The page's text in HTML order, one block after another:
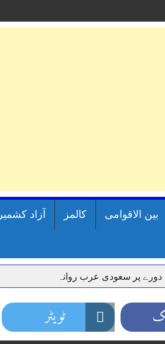
بین الاقوامی کالمز آزاد کشمیر
پر سعودی عرب روانہ
کا شہری کو پیش ہونے کا حکم
کلرسیداں
ٹویٹر